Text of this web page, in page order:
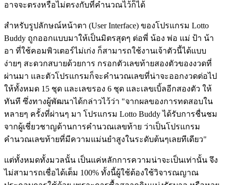
อาจจะตรงหรือไม่ตรงกับที่คำนวณไว้ก็ได้
สำหรับรูปลักษณ์หน้าตา (User Interface) ของโปรแกรม Lotto
Buddy ถูกออกแบบมาให้เป็นมิตรสุดๆ ต่อพี่ น้อง พ่อ แม่ ป้า น้า
อา ที่ใช้คอมพิวเตอร์ไม่เก่ง ก็สามารถใช้งานเจ้าตัวนี้ได้แบบ
ง่ายๆ สะดวกสบายด้วยการ กรอกตัวเลขท้ายสองตัวของงวดที่
ผ่านมา และตัวโปรแกรมก็จะคำนวณเลขที่น่าจะออกงวดต่อไป
ให้ทั้งหมด 15 ชุด และเลขรอง 6 ชุด และเลขเบิ้ลอีกสองตัว ให้
ทันที ซึ่งทางผู้พัฒนาได้กล่าวไว้ว่า "จากผลของการทดสอบใน
หลายๆ ครั้งที่ผ่านๆ มา โปรแกรม Lotto Buddy ได้รับการชื่นชม
จากผู้เชี่ยวชาญด้านการคำนวณเลขท้าย ว่าเป็นโปรแกรม
คำนวณเลขท้ายที่มีความแม่นยำสูงในระดับต้นๆเลยทีเดียว"
แต่ทั้งหมดทั้งมวลนั้น เป็นแค่หลักการความน่าจะเป็นเท่านั้น จึง
ไม่สามารถเชื่อได้เต็ม 100% ทั้งนี้ผู้ใช้ต้องใช้วิจารณญาณ